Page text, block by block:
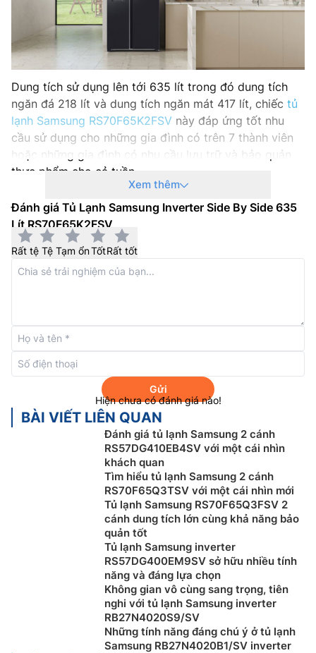
Trọng lượng : 105 kg
Sản xuất tại: Trung Quốc
Hãng sản xuất: Samsung
Năm ra mắt: 2025
Dung tích sử dụng lên tới 635 lít trong đó dung tích
ngăn đá 218 lít và dung tích ngăn mát 417 lít, chiếc tủ
lạnh Samsung RS70F65K2FSV này đáp ứng tốt nhu
cầu sử dụng cho những gia đình có trên 7 thành viên
hoặc những gia đình có nhu cầu lưu trữ và bảo quản
thực phẩm cho cả tuần.
Máy nén AI Inverter tiết kiệm điện năng
Tủ lạnh Samsung2 cánh 635 lít RS70F65K2FSV này sử
dụng máy nén AI Inverter được cải tiến tăng quán tính
đến 1,4 lần, nhờ đó tiêu tốn ít điện năng hơn so với các
máy nén thông thường. Dựa theo nhu cầu sử dụng
kéo dài tuổi thọ máy. Đồng thời máy nén được bảo
hành đến 20 năm.
Kết nối thông minh SmartThings
Người dùng có thể kết nối chiếctủ lạnh Samsung
RS70F65K2FSV này với ứng dụng
SmartThings để có thể theo dõi, điều khiển và tùy
chỉnh các tính năng ngay trên chiếc điện thoại thông
Xem thêm
Đánh giá Tủ Lạnh Samsung Inverter Side By Side 635
Lít RS70F65K2FSV
Rất tệ Tệ Tạm ổnTốtRất tốt
Gửi
Hiện chưa có đánh giá nào!
BÀI VIẾT LIÊN QUAN
Đánh giá tủ lạnh Samsung 2 cánh
RS57DG410EB4SV với một cái nhìn
khách quan
Tìm hiểu tủ lạnh Samsung 2 cánh
RS70F65Q3TSV với một cái nhìn mới
Tủ lạnh Samsung RS70F65Q3FSV 2
cánh dung tích lớn cùng khả năng bảo
quản tốt
Tủ lạnh Samsung inverter
RS57DG400EM9SV sở hữu nhiều tính
năng và đáng lựa chọn
Không gian vô cùng sang trọng, tiên
nghi với tủ lạnh Samsung inverter
RB27N4020S9/SV
Những tính năng đáng chú ý ở tủ lạnh
Samsung RB27N4020B1/SV inverter